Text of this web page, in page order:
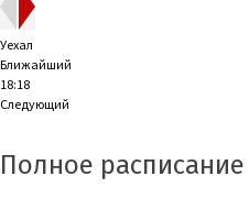
Уехал
Ближайший
18:18
Следующий
Полное расписание